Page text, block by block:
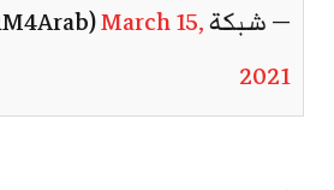
— شبكة RM4Arab (@RM4Arab)March 15,
2021